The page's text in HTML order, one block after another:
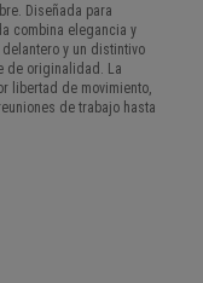
Diseñada para
combina elegancia y
y un distintivo
de originalidad. La
libertad de movimiento,
de trabajo hasta